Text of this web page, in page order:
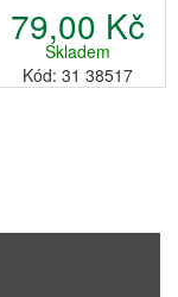
79,00 Kč
Skladem
Kód: 31 38517